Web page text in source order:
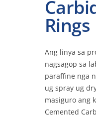
Kontaka
Online
Rings
Ang linya sa
nagsagop sa
paraffine nga
ug spray ug
masiguro ang
Cemented